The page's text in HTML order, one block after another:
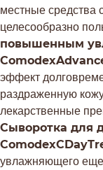
местные средства
целесообразно
повышенным
эффект
раздраженную
лекарственные
Сыворотка для
увлажняющего еще